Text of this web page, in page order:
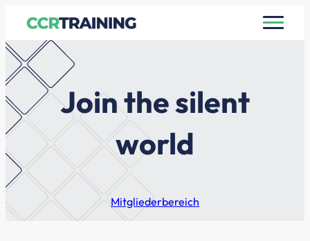
Inhalt
springen
Join the silent
world
Mitgliederbereich